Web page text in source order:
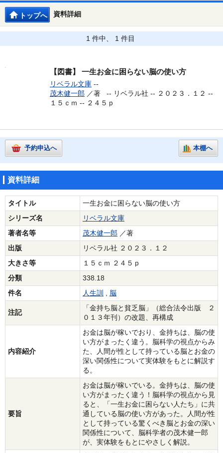
資料詳細
トップへ
1 件中、 1 件目
【図書】 一生お金に困らない脳の使い方
リベラル文庫 --
茂木健一郎 ／著 -- リベラル社 -- ２０２３．１２ --
１５ｃｍ -- ２４５ｐ
予約申込へ 本棚へ
資料詳細
タイトル
一生お金に困らない脳の使い方
シリーズ名
リベラル文庫
著者名等
茂木健一郎 ／著
出版
リベラル社 ２０２３．１２
大きさ等
１５ｃｍ ２４５ｐ
分類
338.18
件名
人生訓 , 脳
注記
「金持ち脳と貧乏脳」（総合法令出版 ２
０１３年刊）の改題、再構成
内容紹介
お金は脳が稼いでおり、金持ちは、脳の使
い方がまったく違う。脳科学の視点からみ
た、人間が性として持っている脳とお金の
深い関係性について実体験をもとに解説す
る。
要旨
お金は脳が稼いでいる。金持ちは、脳の使
い方がまったく違う！脳科学の視点から見
ると、「一生お金に困らない人たち」に共
通している脳の使い方があった。人間が性
として持っている驚くべき脳とお金の深い
関係性について、脳科学者の茂木健一郎
が、実体験をもとにやさしく解説。